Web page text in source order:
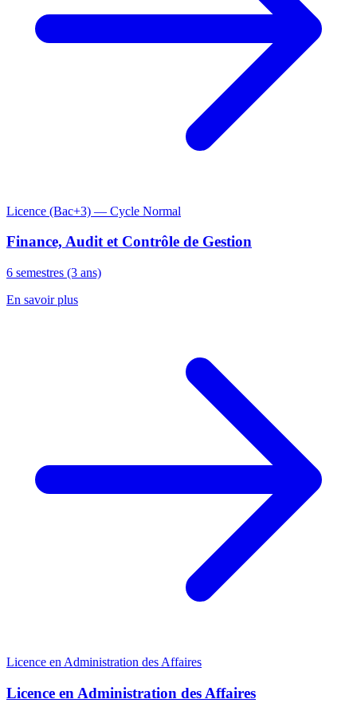
Licence (Bac+3) — Cycle Normal
Finance, Audit et Contrôle de Gestion
6 semestres (3 ans)
En savoir plus
Licence en Administration des Affaires
Licence en Administration des Affaires